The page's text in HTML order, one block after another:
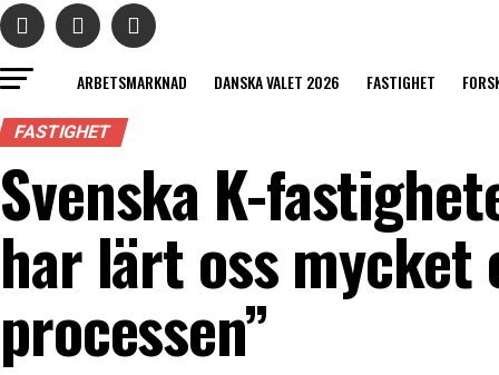
ARBETSMARKNAD DANSKA VALET 2026 FASTIGHET
FASTIGHET
Svenska K-
har lärt oss mycket
processen”